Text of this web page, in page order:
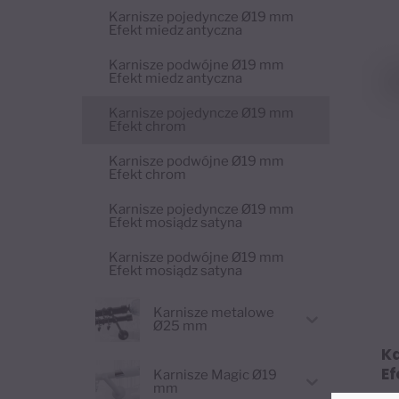
Karnisze pojedyncze Ø19 mm
Efekt miedz antyczna
Karnisze podwójne Ø19 mm
Efekt miedz antyczna
Karnisze pojedyncze Ø19 mm
Efekt chrom
Karnisze podwójne Ø19 mm
Efekt chrom
Karnisze pojedyncze Ø19 mm
Efekt mosiądz satyna
Karnisze podwójne Ø19 mm
Efekt mosiądz satyna
Karnisze metalowe
Ø25 mm
Karnisze Magic Ø19
mm